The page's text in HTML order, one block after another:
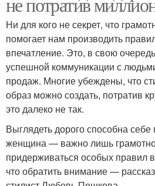
Ни для кого не секрет, что
помогает нам производить
впечатление. Это, в свою
успешной коммуникации с
продаж. Многие убеждены, что
образ можно создать, потратив
это далеко не так.
Выглядеть дорого способна себе
женщина — важно лишь
придерживаться особых правил
что обратить внимание —